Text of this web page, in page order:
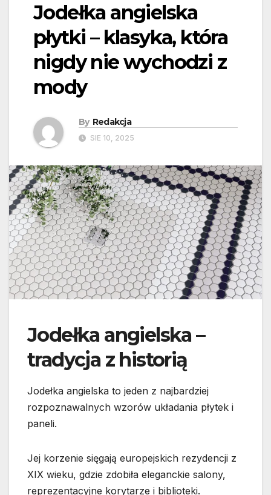
Jodełka angielska
płytki – klasyka, która
nigdy nie wychodzi z
mody
By Redakcja
SIE 10, 2025
Jodełka angielska –
tradycja z historią
Jodełka angielska to jeden z najbardziej
rozpoznawalnych wzorów układania płytek i
paneli.
Jej korzenie sięgają europejskich rezydencji z
XIX wieku, gdzie zdobiła eleganckie salony,
reprezentacyjne korytarze i biblioteki.